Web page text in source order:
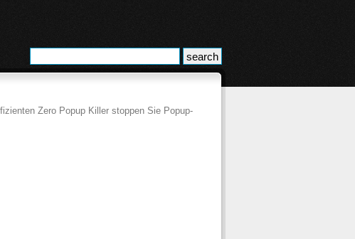
Zero Popup Killer stoppen Sie Popup-